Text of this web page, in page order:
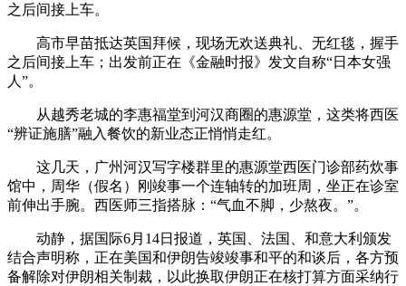
之后间接上车。
高市早苗抵达英国拜候，现场无欢送典礼、无红毯，握手
之后间接上车；出发前正在《金融时报》发文自称“日本女强
人”。
从越秀老城的李惠福堂到河汉商圈的惠源堂，这类将西医
“辨证施膳”融入餐饮的新业态正悄悄走红。
这几天，广州河汉写字楼群里的惠源堂西医门诊部药炊事
馆中，周华（假名）刚竣事一个连轴转的加班周，坐正在诊室
前伸出手腕。西医师三指搭脉：“气血不脚，少熬夜。”。
动静，据国际6月14日报道，英国、法国、和意大利颁发
结合声明称，正在美国和伊朗告竣竣事和平的和谈后，各方预
备解除对伊朗相关制裁，以此换取伊朗正在核打算方面采纳行